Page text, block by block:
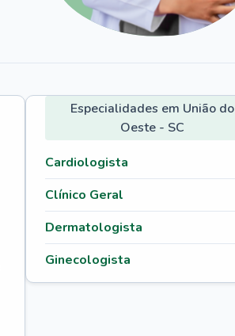
Especialidades em União do
Oeste - SC
Cardiologista
Clínico Geral
Dermatologista
Ginecologista